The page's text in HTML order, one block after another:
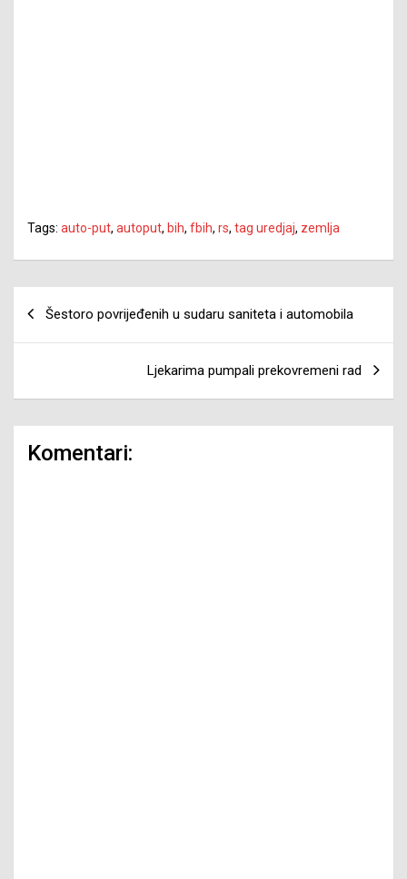
Tags: auto-put, autoput, bih, fbih, rs, tag uredjaj, zemlja
Navigacija
Šestoro povrijeđenih u sudaru saniteta i automobila
Ljekarima pumpali prekovremeni rad
Komentari: